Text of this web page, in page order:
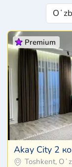
Premium
Toshkent,